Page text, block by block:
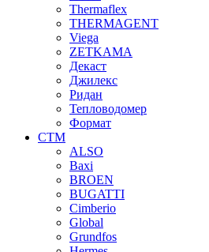
Thermaflex
THERMAGENT
Viega
ZETKAMA
Декаст
Джилекс
Ридан
Тепловодомер
Формат
СТМ
ALSO
Baxi
BROEN
BUGATTI
Cimberio
Global
Grundfos